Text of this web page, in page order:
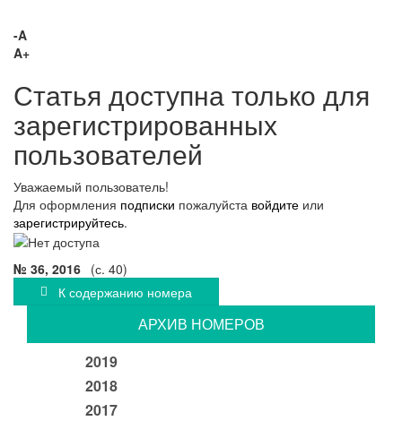
-A
A+
Статья доступна только для
зарегистрированных
пользователей
Уважаемый пользователь!
Для оформления подписки пожалуйста войдите или
зарегистрируйтесь.
№ 36, 2016 (с. 40)
К содержанию номера
АРХИВ НОМЕРОВ
2019
2018
2017